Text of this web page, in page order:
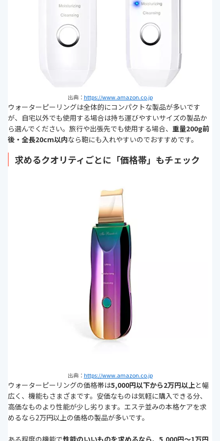
出典： https://www.amazon.co.jp
ウォーターピーリングは全体的にコンパクトな製品が多いです
が、自宅以外でも使用する場合は持ち運びやすいサイズの製品か
ら選んでください。旅行や出張先でも使用する場合、 重量200g前
後・全長20cm以内なら鞄にも入れやすいのでおすすめです。
求めるクオリティごとに「価格帯」もチェック
出典： https://www.amazon.co.jp
ウォーターピーリングの価格帯は5,000円以下から2万円以上と幅
広く、機能もさまざまです。安価なものは気軽に購入できる分、
高価なものより性能が少し劣ります。エステ並みの本格ケアを求
めるなら2万円以上の価格の製品が多いです。